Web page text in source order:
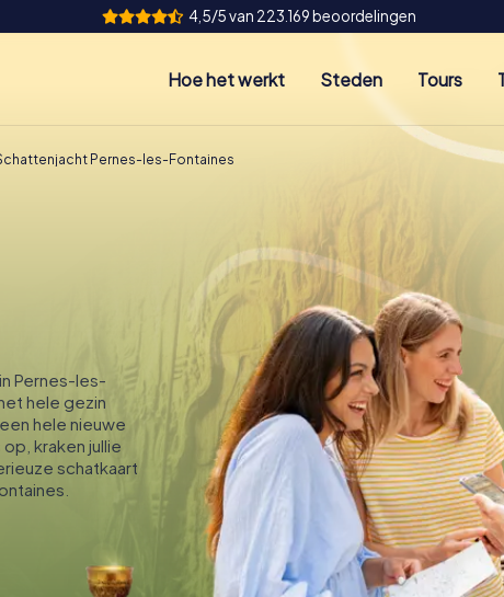
4,5/5 van 223.169 beoordelingen
Hoe het werkt Steden Tours
Pernes-les-Fontaines
Pernes-les-
hele gezin
hele nieuwe
kraken jullie
schatkaart